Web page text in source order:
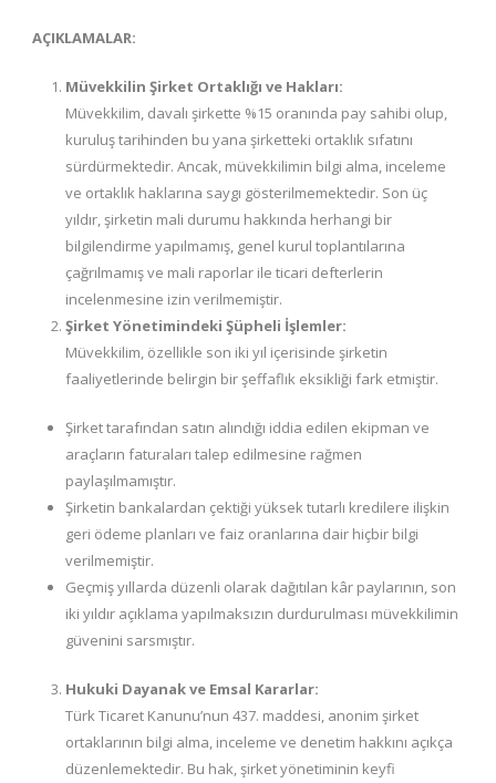
AÇIKLAMALAR:
Müvekkilin Şirket Ortaklığı ve Hakları:
Müvekkilim, davalı şirkette %15 oranında pay sahibi olup,
kuruluş tarihinden bu yana şirketteki ortaklık sıfatını
sürdürmektedir. Ancak, müvekkilimin bilgi alma, inceleme
ve ortaklık haklarına saygı gösterilmemektedir. Son üç
yıldır, şirketin mali durumu hakkında herhangi bir
bilgilendirme yapılmamış, genel kurul toplantılarına
çağrılmamış ve mali raporlar ile ticari defterlerin
incelenmesine izin verilmemiştir.
Şirket Yönetimindeki Şüpheli İşlemler:
Müvekkilim, özellikle son iki yıl içerisinde şirketin
faaliyetlerinde belirgin bir şeffaflık eksikliği fark etmiştir.
Şirket tarafından satın alındığı iddia edilen ekipman ve
araçların faturaları talep edilmesine rağmen
paylaşılmamıştır.
Şirketin bankalardan çektiği yüksek tutarlı kredilere ilişkin
geri ödeme planları ve faiz oranlarına dair hiçbir bilgi
verilmemiştir.
Geçmiş yıllarda düzenli olarak dağıtılan kâr paylarının, son
iki yıldır açıklama yapılmaksızın durdurulması müvekkilimin
güvenini sarsmıştır.
Hukuki Dayanak ve Emsal Kararlar:
Türk Ticaret Kanunu’nun 437. maddesi, anonim şirket
ortaklarının bilgi alma, inceleme ve denetim hakkını açıkça
düzenlemektedir. Bu hak, şirket yönetiminin keyfi